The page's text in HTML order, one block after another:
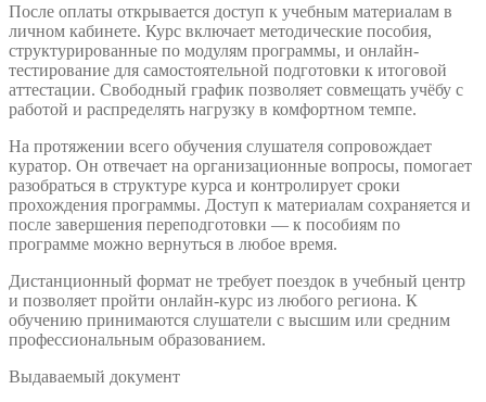
После оплаты открывается доступ к учебным материалам в
личном кабинете. Курс включает методические пособия,
структурированные по модулям программы, и онлайн-
тестирование для самостоятельной подготовки к итоговой
аттестации. Свободный график позволяет совмещать учёбу с
работой и распределять нагрузку в комфортном темпе.
На протяжении всего обучения слушателя сопровождает
куратор. Он отвечает на организационные вопросы, помогает
разобраться в структуре курса и контролирует сроки
прохождения программы. Доступ к материалам сохраняется и
после завершения переподготовки — к пособиям по
программе можно вернуться в любое время.
Дистанционный формат не требует поездок в учебный центр
и позволяет пройти онлайн-курс из любого региона. К
обучению принимаются слушатели с высшим или средним
профессиональным образованием.
Выдаваемый документ